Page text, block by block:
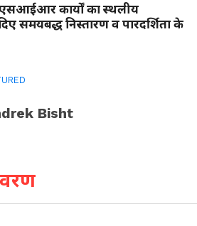
कार्यों का स्थलीय
समयबद्ध निस्तारण व पारदर्शिता के
Bisht